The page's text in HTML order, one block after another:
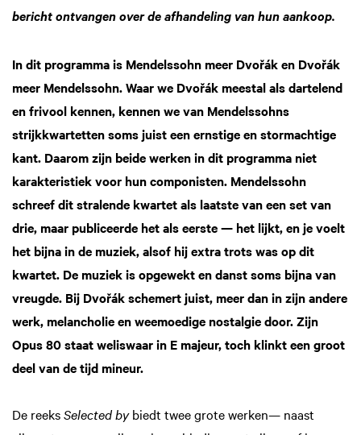
bericht ontvangen over de afhandeling van hun aankoop.
In dit programma is Mendelssohn meer Dvořák en Dvořák
meer Mendelssohn. Waar we Dvořák meestal als dartelend
en frivool kennen, kennen we van Mendelssohns
strijkkwartetten soms juist een ernstige en stormachtige
kant. Daarom zijn beide werken in dit programma niet
karakteristiek voor hun componisten. Mendelssohn
schreef dit stralende kwartet als laatste van een set van
drie, maar publiceerde het als eerste — het lijkt, en je voelt
het bijna in de muziek, alsof hij extra trots was op dit
kwartet. De muziek is opgewekt en danst soms bijna van
vreugde. Bij Dvořák schemert juist, meer dan in zijn andere
werk, melancholie en weemoedige nostalgie door. Zijn
Opus 80 staat weliswaar in E majeur, toch klinkt een groot
deel van de tijd mineur.
De reeksSelected bybiedt twee grote werken— naast
Zoom
in